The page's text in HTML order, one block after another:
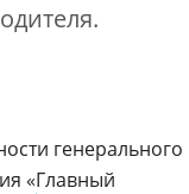
генерального
«Главный